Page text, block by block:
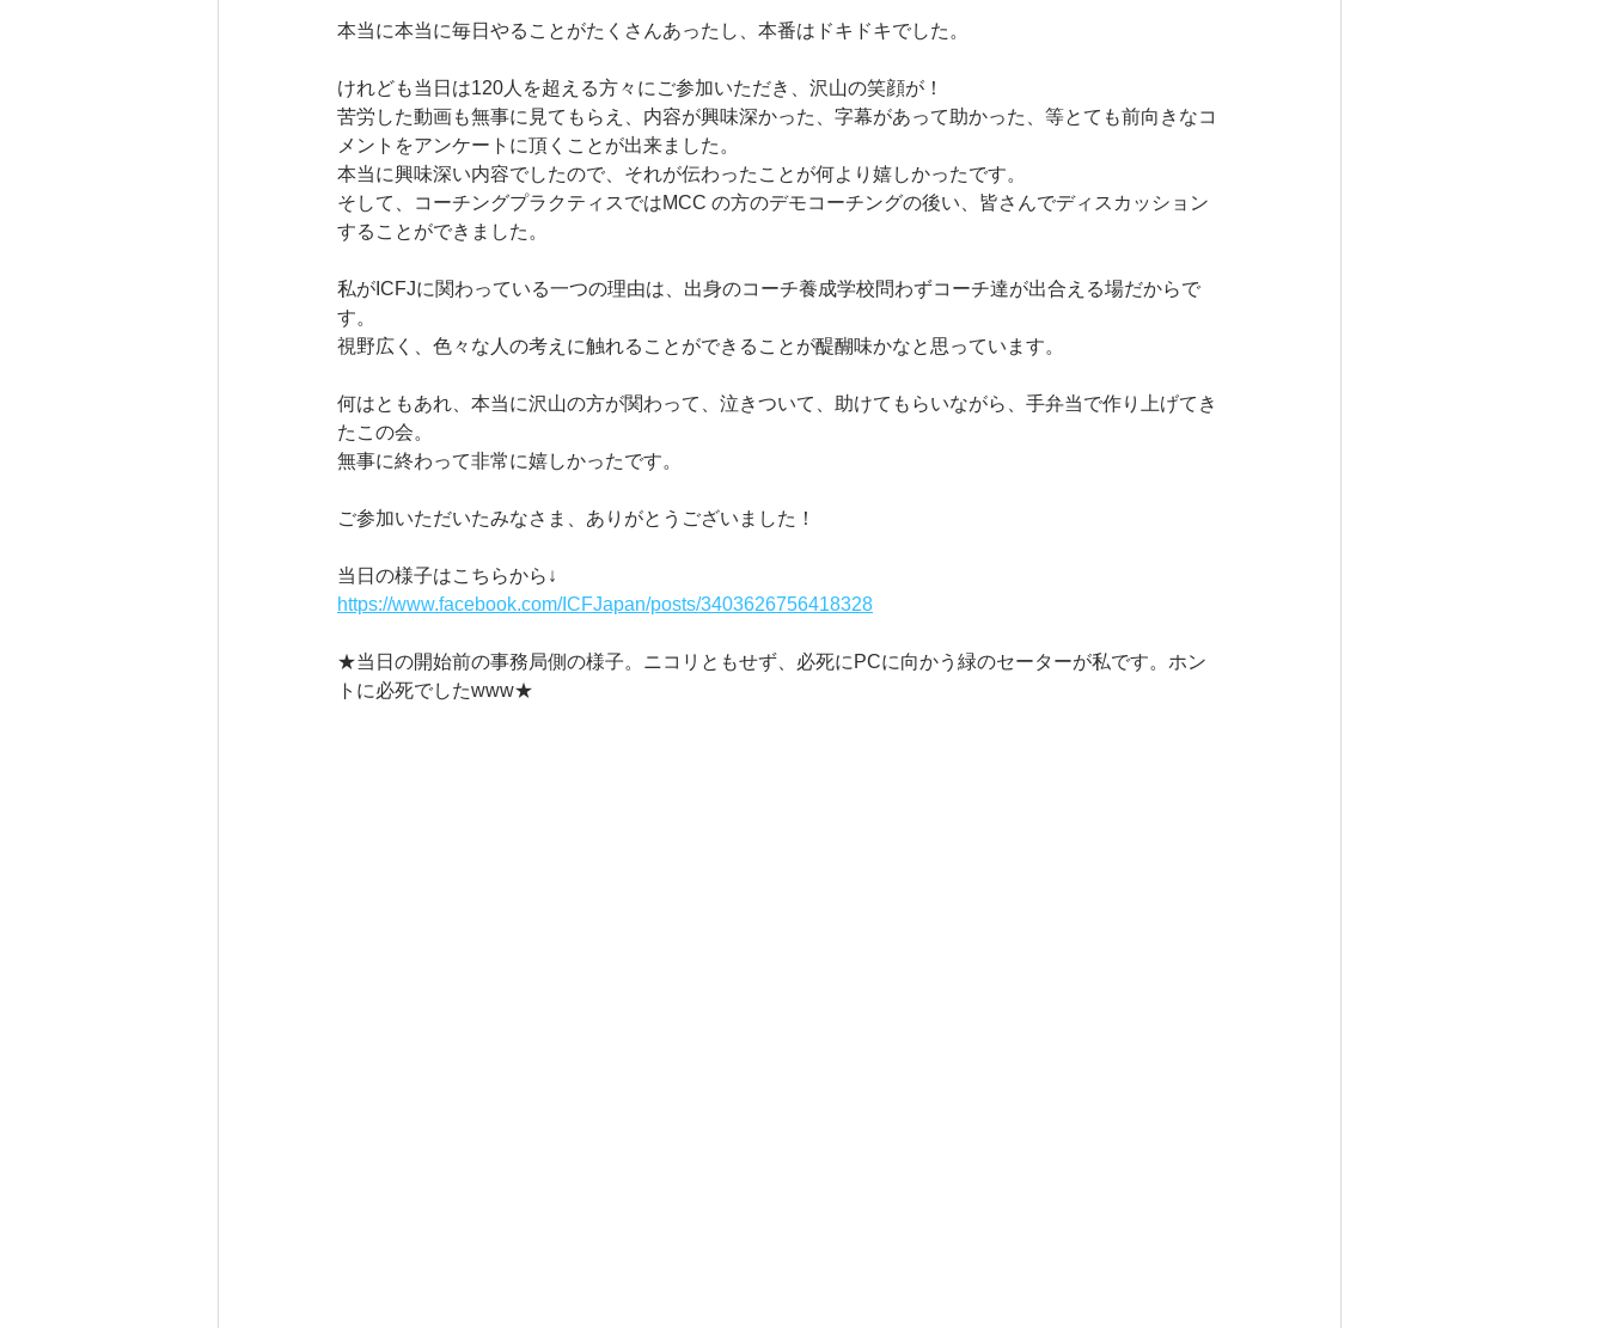
本当に本当に毎日やることがたくさんあったし、本番はドキドキでした。
けれども当日は120人を超える方々にご参加いただき、沢山の笑顔が！
苦労した動画も無事に見てもらえ、内容が興味深かった、字幕があって助かった、等とても前向きなコ
メントをアンケートに頂くことが出来ました。
本当に興味深い内容でしたので、それが伝わったことが何より嬉しかったです。
そして、コーチングプラクティスではMCC の方のデモコーチングの後い、皆さんでディスカッション
することができました。
私がICFJに関わっている一つの理由は、出身のコーチ養成学校問わずコーチ達が出合える場だからで
す。
視野広く、色々な人の考えに触れることができることが醍醐味かなと思っています。
何はともあれ、本当に沢山の方が関わって、泣きついて、助けてもらいながら、手弁当で作り上げてき
たこの会。
無事に終わって非常に嬉しかったです。
ご参加いただいたみなさま、ありがとうございました！
当日の様子はこちらから↓
https://www.facebook.com/ICFJapan/posts/3403626756418328
★当日の開始前の事務局側の様子。ニコリともせず、必死にPCに向かう緑のセーターが私です。ホン
トに必死でしたwww★